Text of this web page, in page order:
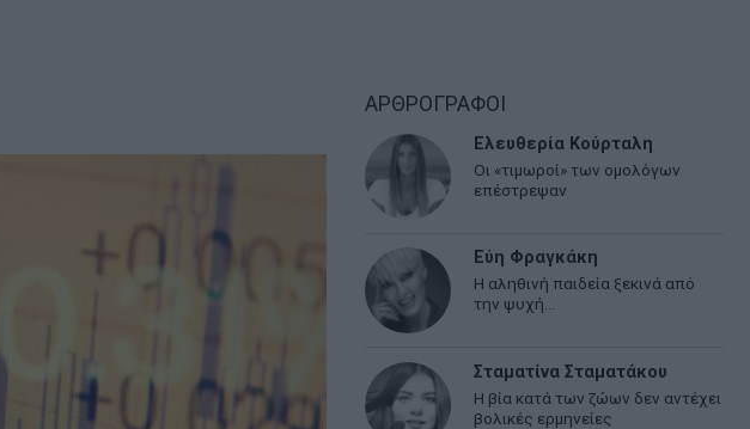
ΑΡΘΡΟΓΡΑΦΟΙ
Ελευθερία Κούρταλη
Οι «τιμωροί» των ομολόγων
επέστρεψαν
Εύη Φραγκάκη
Η αληθινή παιδεία ξεκινά από
την ψυχή…
Σταματίνα Σταματάκου
Η βία κατά των ζώων δεν αντέχει
βολικές ερμηνείες